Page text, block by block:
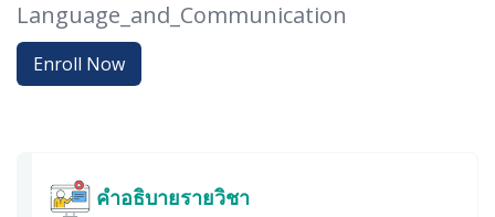
Language_and_Communication
Enroll Now
คำอธิบายรายวิชา